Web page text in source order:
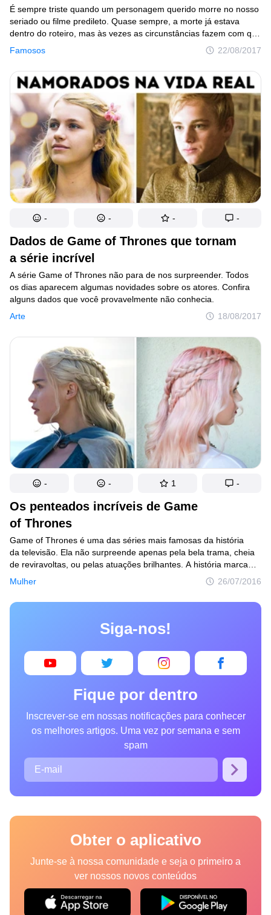
Famosos 22/08/2017
É sempre triste quando um personagem querido morre no nosso
seriado ou filme predileto. Quase sempre, a morte já estava
dentro do roteiro, mas às vezes as circunstâncias fazem com que
o próprio ator ou atriz peçam pra sair. O Incrível.club apresenta
11 celebridades que pediram aos produtores a morte dos
personagens que interpretam ou interpretaram. E eles tiveram
boas razões para isso.
Dados de Game of Thrones que tornam
a série incrível
Arte 18/08/2017
A série Game of Thrones não para de nos surpreender. Todos
os dias aparecem algumas novidades sobre os atores. Confira
alguns dados que você provavelmente não conhecia.
- - - -
Os penteados incríveis de Game
of Thrones
Mulher 26/07/2016
Game of Thrones é uma das séries mais famosas da história
da televisão. Ela não surpreende apenas pela bela trama, cheia
de reviravoltas, ou pelas atuações brilhantes. A história marca
presença pela produção impecável que inclui cenários
impressionantes, figurinos impecáveis e penteados de deixar
qualquer um de boca aberta. Hoje, trazemos os penteados que
o trabalho da equipe de produção é impressionante e faz com
que elas fiquem ainda mais maravilhosas. Veja e tente fazer você
também.
- - 1 -
Siga-nos!
Fique por dentro
Inscrever-se em nossas notificações para conhecer
os melhores artigos. Uma vez por semana e sem
spam
Obter o aplicativo
Junte-se à nossa comunidade e seja o primeiro a
ver nossos novos conteúdos